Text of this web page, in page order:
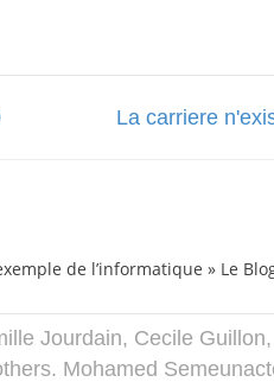
La carriere
de l’informatique » Le
Jourdain, Cecile
Mohamed